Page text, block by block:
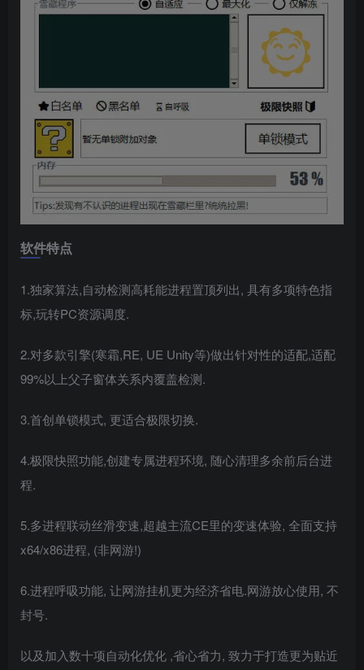
软件特点
1.独家算法,自动检测高耗能进程置顶列出, 具有多项特色指
标,玩转PC资源调度.
2.对多款引擎(寒霜,RE, UE Unity等)做出针对性的适配,适配
99%以上父子窗体关系内覆盖检测.
3.首创单锁模式, 更适合极限切换.
4.极限快照功能,创建专属进程环境, 随心清理多余前后台进
程.
5.多进程联动丝滑变速,超越主流CE里的变速体验, 全面支持
x64/x86进程, (非网游!)
6.进程呼吸功能, 让网游挂机更为经济省电.网游放心使用, 不
封号.
以及加入数十项自动化优化 ,省心省力, 致力于打造更为贴近